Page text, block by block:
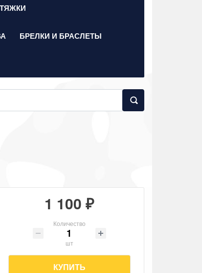
БРЕЛКИ И БРАСЛЕТЫ
1 100 ₽
Количество
шт
КУПИТЬ